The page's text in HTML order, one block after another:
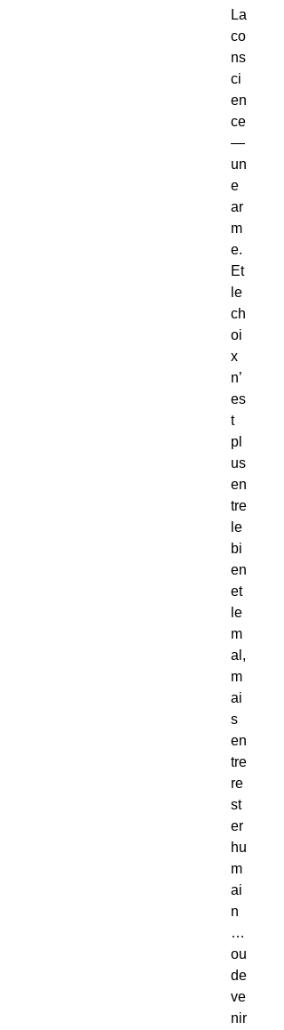
La
co
ns
ci
en
ce
—
un
e
ar
m
e.
Et
le
ch
oi
x
n’
es
t
pl
us
en
tre
le
bi
en
et
le
m
al,
m
ai
s
en
tre
re
st
er
hu
m
ai
n
…
ou
de
ve
nir